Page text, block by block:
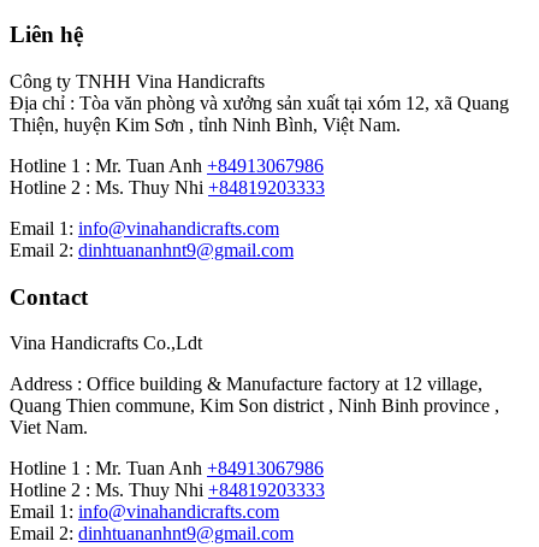
Liên hệ
Công ty TNHH Vina Handicrafts
Địa chỉ : Tòa văn phòng và xưởng sản xuất tại xóm 12, xã Quang
Thiện, huyện Kim Sơn , tỉnh Ninh Bình, Việt Nam.
Hotline 1 : Mr. Tuan Anh +84913067986
Hotline 2 : Ms. Thuy Nhi +84819203333
Email 1: info@vinahandicrafts.com
Email 2: dinhtuananhnt9@gmail.com
Contact
Vina Handicrafts Co.,Ldt
Address : Office building & Manufacture factory at 12 village,
Quang Thien commune, Kim Son district , Ninh Binh province ,
Viet Nam.
Hotline 1 : Mr. Tuan Anh +84913067986
Hotline 2 : Ms. Thuy Nhi +84819203333
Email 1: info@vinahandicrafts.com
Email 2: dinhtuananhnt9@gmail.com